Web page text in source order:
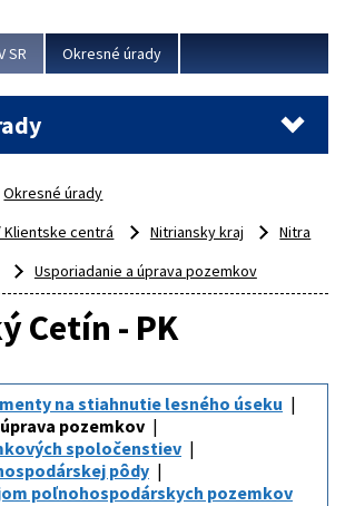
SR Okresné úrady
Okresné úrady
centrá
Nitriansky kraj
Nitra
Usporiadanie a úprava pozemkov
Cetín - PK
na stiahnutie lesného úseku
pozemkov
spoločenstiev
pôdy
poľnohospodárskych pozemkov